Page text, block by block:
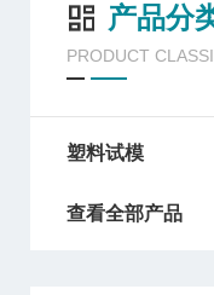
产品分
PRODUCT
塑料试模
查看全部产品